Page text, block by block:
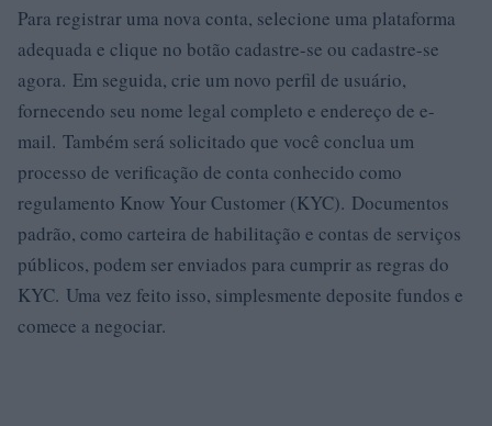
Para registrar uma nova conta, selecione uma plataforma
adequada e clique no botão cadastre-se ou cadastre-se
agora. Em seguida, crie um novo perfil de usuário,
fornecendo seu nome legal completo e endereço de e-
mail. Também será solicitado que você conclua um
processo de verificação de conta conhecido como
regulamento Know Your Customer (KYC). Documentos
padrão, como carteira de habilitação e contas de serviços
públicos, podem ser enviados para cumprir as regras do
KYC. Uma vez feito isso, simplesmente deposite fundos e
comece a negociar.